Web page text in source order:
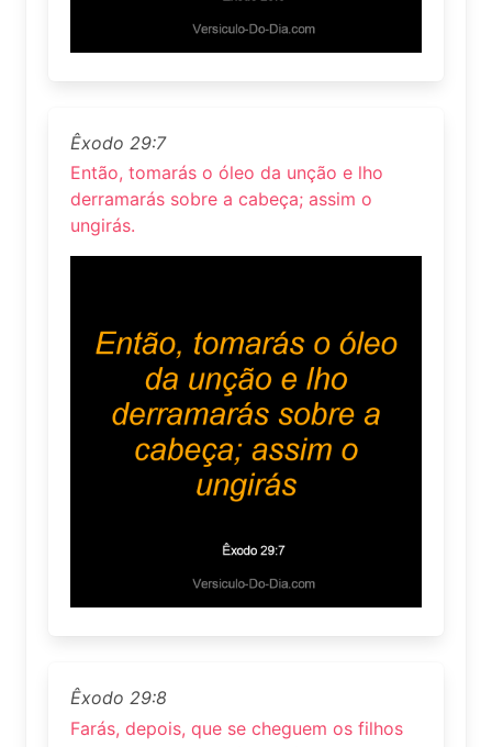
Êxodo 29:7
Então, tomarás o óleo da unção e lho
derramarás sobre a cabeça; assim o
ungirás.
Êxodo 29:8
Farás, depois, que se cheguem os filhos